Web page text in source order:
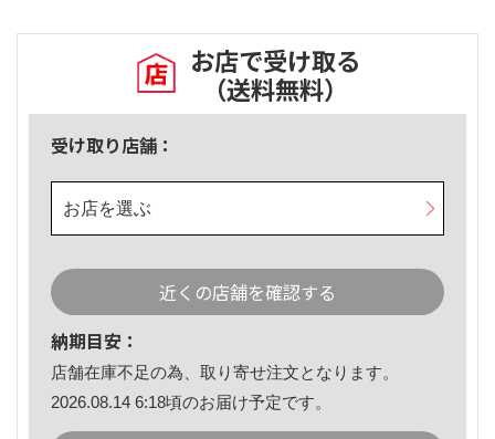
お店で受け取る
（送料無料）
受け取り店舗：
お店を選ぶ
近くの店舗を確認する
納期目安：
店舗在庫不足の為、取り寄せ注文となります。
2026.08.14 6:18頃のお届け予定です。